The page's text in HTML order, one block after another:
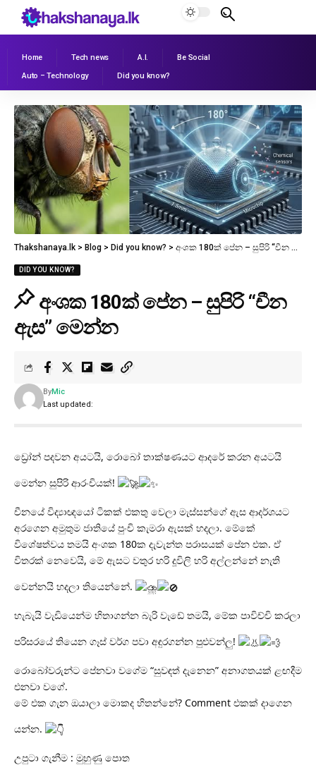
Home Tech news A.I.
Be Social
Auto – Technology
Did you know?
Thakshanaya.lk > Blog > Did you know? > අංශක 180ක් පේන – සුපිරි “චීන ඇස” මෙන්න
DID YOU KNOW?
අංශක 180ක් පේන – සුපිරි “චීන
ඇස” මෙන්න
Last updated:
ByMic
ඩ්‍රෝන් පදවන අයටයි, රොබෝ තාක්ෂණයට ආදරේ කරන අයටයි
මෙන්න සුපිරි ආරංචියක්!
චීනයේ විද්‍යාඥයෝ ටිකක් එකතු වෙලා මැස්සන්ගේ ඇස ආදර්ශයට
අරගෙන අමුතුම ජාතියේ පුංචි කැමරා ඇසක් හදලා. මේකේ
විශේෂත්වය තමයි අංශක 180ක දැවැන්ත පරාසයක් පේන එක. ඒ
විතරක් නෙවෙයි, මේ ඇසට වතුර හරි දූවිලි හරි අල්ලන්නේ නැති
වෙන්නයි හදලා තියෙන්නේ.
හැබැයි වැඩියෙන්ම හිතාගන්න බැරි වැඩේ තමයි, මේක පාවිච්චි කරලා
පරිසරයේ තියෙන ගෑස් වර්ග පවා අඳුරගන්න පුළුවන්ලු!
රොබෝවරුන්ට පේනවා වගේම “සුවඳත් දැනෙන” අනාගතයක් ළඟදීම
එනවා වගේ.
මේ එක ගැන ඔයාලා මොකද හිතන්නේ? Comment එකක් දාගෙන
යන්න.
උපුටා ගැනීම : මුහුණු පොත